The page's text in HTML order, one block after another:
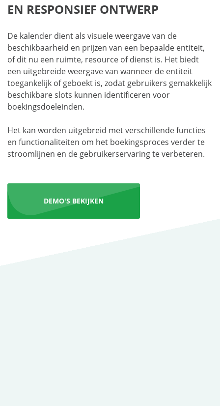
EN RESPONSIEF ONTWERP
De kalender dient als visuele weergave van de
beschikbaarheid en prijzen van een bepaalde entiteit,
of dit nu een ruimte, resource of dienst is. Het biedt
een uitgebreide weergave van wanneer de entiteit
toegankelijk of geboekt is, zodat gebruikers gemakkelijk
beschikbare slots kunnen identificeren voor
boekingsdoeleinden.
Het kan worden uitgebreid met verschillende functies
en functionaliteiten om het boekingsproces verder te
stroomlijnen en de gebruikerservaring te verbeteren.
DEMO'S BEKIJKEN